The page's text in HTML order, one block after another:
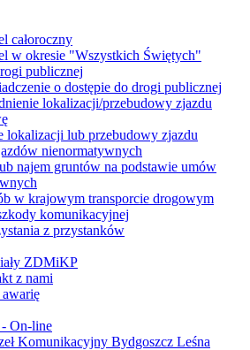
całoroczny
w okresie "Wszystkich Świętych"
publicznej
o dostępie do drogi publicznej
lokalizacji/przebudowy zjazdu
lokalizacji lub przebudowy zjazdu
nienormatywnych
najem gruntów na podstawie umów
w krajowym transporcie drogowym
komunikacyjnej
z przystanków
ZDMiKP
z nami
awarię
On-line
Komunikacyjny Bydgoszcz Leśna